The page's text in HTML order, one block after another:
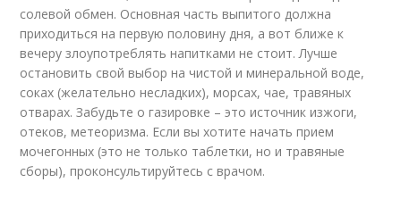
солевой обмен. Основная часть выпитого должна
приходиться на первую половину дня, а вот ближе к
вечеру злоупотреблять напитками не стоит. Лучше
остановить свой выбор на чистой и минеральной воде,
соках (желательно несладких), морсах, чае, травяных
отварах. Забудьте о газировке – это источник изжоги,
отеков, метеоризма. Если вы хотите начать прием
мочегонных (это не только таблетки, но и травяные
сборы), проконсультируйтесь с врачом.